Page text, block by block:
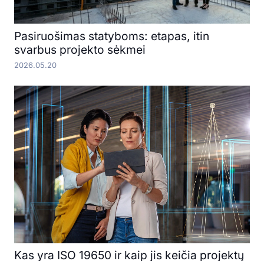
Pasiruošimas statyboms: etapas, itin
svarbus projekto sėkmei
2026.05.20
Kas yra ISO 19650 ir kaip jis keičia projektų